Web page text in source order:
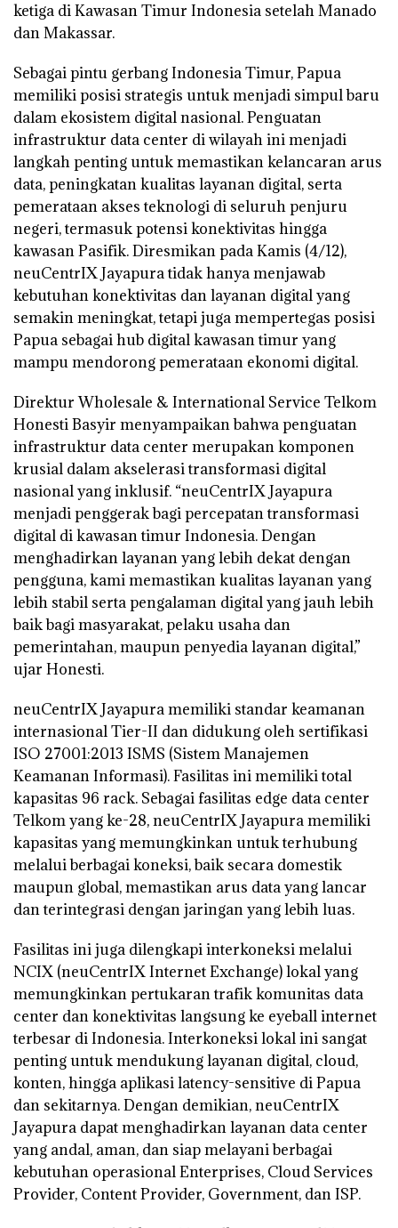
ketiga di Kawasan Timur Indonesia setelah Manado
dan Makassar.
Sebagai pintu gerbang Indonesia Timur, Papua
memiliki posisi strategis untuk menjadi simpul baru
dalam ekosistem digital nasional. Penguatan
infrastruktur data center di wilayah ini menjadi
langkah penting untuk memastikan kelancaran arus
data, peningkatan kualitas layanan digital, serta
pemerataan akses teknologi di seluruh penjuru
negeri, termasuk potensi konektivitas hingga
kawasan Pasifik. Diresmikan pada Kamis (4/12),
neuCentrIX Jayapura tidak hanya menjawab
kebutuhan konektivitas dan layanan digital yang
semakin meningkat, tetapi juga mempertegas posisi
Papua sebagai hub digital kawasan timur yang
mampu mendorong pemerataan ekonomi digital.
Direktur Wholesale & International Service Telkom
Honesti Basyir menyampaikan bahwa penguatan
infrastruktur data center merupakan komponen
krusial dalam akselerasi transformasi digital
nasional yang inklusif. “neuCentrIX Jayapura
menjadi penggerak bagi percepatan transformasi
digital di kawasan timur Indonesia. Dengan
menghadirkan layanan yang lebih dekat dengan
pengguna, kami memastikan kualitas layanan yang
lebih stabil serta pengalaman digital yang jauh lebih
baik bagi masyarakat, pelaku usaha dan
pemerintahan, maupun penyedia layanan digital,”
ujar Honesti.
neuCentrIX Jayapura memiliki standar keamanan
internasional Tier-II dan didukung oleh sertifikasi
ISO 27001:2013 ISMS (Sistem Manajemen
Keamanan Informasi). Fasilitas ini memiliki total
kapasitas 96 rack. Sebagai fasilitas edge data center
Telkom yang ke-28, neuCentrIX Jayapura memiliki
kapasitas yang memungkinkan untuk terhubung
melalui berbagai koneksi, baik secara domestik
maupun global, memastikan arus data yang lancar
dan terintegrasi dengan jaringan yang lebih luas.
Fasilitas ini juga dilengkapi interkoneksi melalui
NCIX (neuCentrIX Internet Exchange) lokal yang
memungkinkan pertukaran trafik komunitas data
center dan konektivitas langsung ke eyeball internet
terbesar di Indonesia. Interkoneksi lokal ini sangat
penting untuk mendukung layanan digital, cloud,
konten, hingga aplikasi latency-sensitive di Papua
dan sekitarnya. Dengan demikian, neuCentrIX
Jayapura dapat menghadirkan layanan data center
yang andal, aman, dan siap melayani berbagai
kebutuhan operasional Enterprises, Cloud Services
Provider, Content Provider, Government, dan ISP.